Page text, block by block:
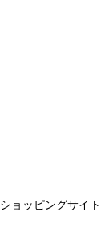
ショッピングサイト